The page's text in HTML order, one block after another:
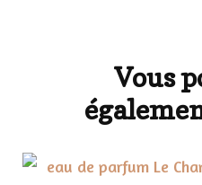
Vous